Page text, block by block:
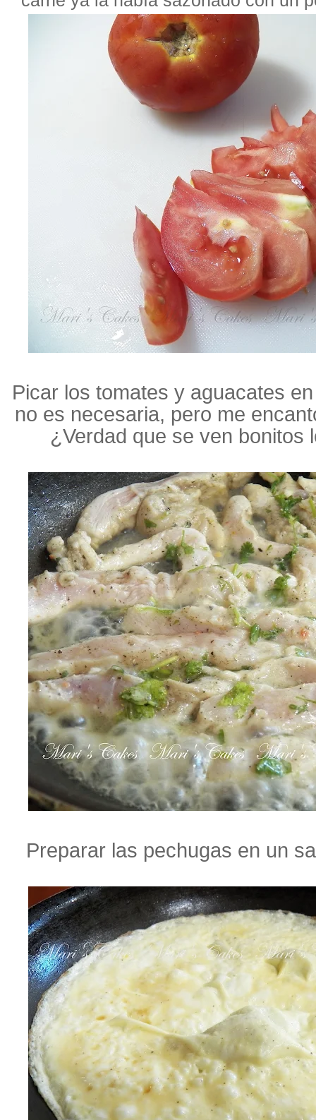
Picar los tomates y aguacates
no es necesaria, pero me
¿Verdad que se ven bonitos
Preparar las pechugas en un